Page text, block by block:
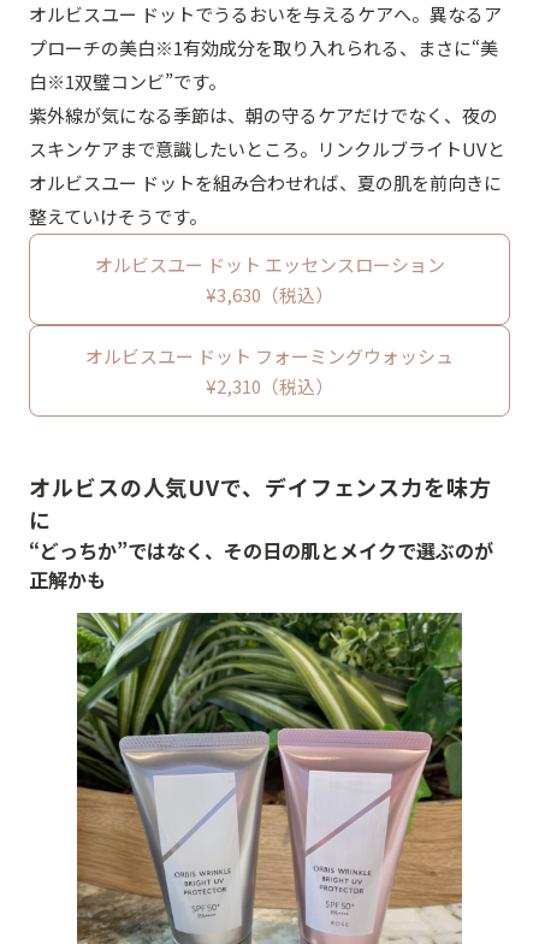
オルビスユー ドットでうるおいを与えるケアへ。異なるア
プローチの美白※1有効成分を取り入れられる、まさに“美
白※1双璧コンビ”です。
紫外線が気になる季節は、朝の守るケアだけでなく、夜の
スキンケアまで意識したいところ。リンクルブライトUVと
オルビスユー ドットを組み合わせれば、夏の肌を前向きに
整えていけそうです。
オルビスユー ドット エッセンスローション
¥3,630（税込）
オルビスユー ドット フォーミングウォッシュ
¥2,310（税込）
オルビスの人気UVで、デイフェンス力を味方
に
“どっちか”ではなく、その日の肌とメイクで選ぶのが
正解かも